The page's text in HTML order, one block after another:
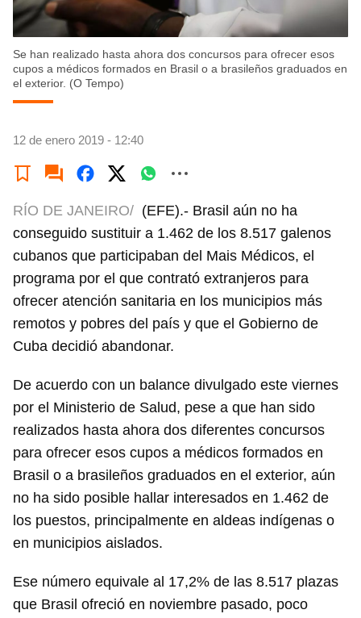
Se han realizado hasta ahora dos concursos para ofrecer esos
cupos a médicos formados en Brasil o a brasileños graduados en
el exterior. (O Tempo)
12 de enero 2019 - 12:40
RÍO DE JANEIRO/ (EFE).- Brasil aún no ha
conseguido sustituir a 1.462 de los 8.517 galenos
cubanos que participaban del Mais Médicos, el
programa por el que contrató extranjeros para
ofrecer atención sanitaria en los municipios más
remotos y pobres del país y que el Gobierno de
Cuba decidió abandonar.
De acuerdo con un balance divulgado este viernes
por el Ministerio de Salud, pese a que han sido
realizados hasta ahora dos diferentes concursos
para ofrecer esos cupos a médicos formados en
Brasil o a brasileños graduados en el exterior, aún
no ha sido posible hallar interesados en 1.462 de
los puestos, principalmente en aldeas indígenas o
en municipios aislados.
Ese número equivale al 17,2% de las 8.517 plazas
que Brasil ofreció en noviembre pasado, poco